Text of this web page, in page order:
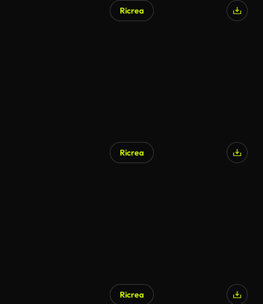
Ricrea
Ricrea
Ricrea